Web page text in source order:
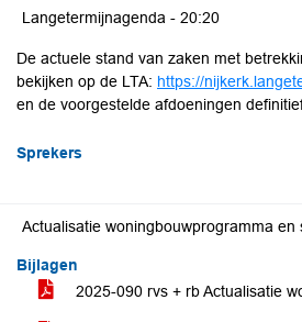
Langetermijnagenda - 20:20
De actuele stand van zaken met
bekijken op de LTA: https://
en de voorgestelde afdoeningen
Sprekers
Actualisatie woningbouwprogramma
Bijlagen
2025-090 rvs + rb Actualisatie